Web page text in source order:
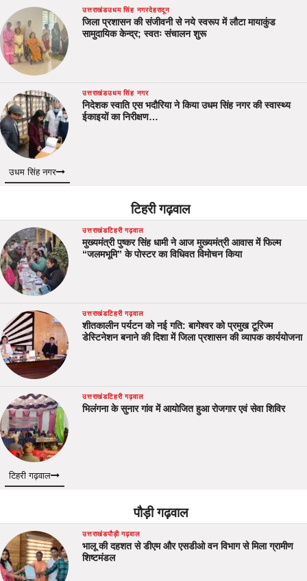
उत्तराखंडउधम सिंह नगरदेहरादून
जिला प्रशासन की संजीवनी से नये स्वरूप में लौटा मायाकुंड
सामुदायिक केन्द्र; स्वतः संचालन शुरू
उत्तराखंडउधम सिंह नगर
निदेशक स्वाति एस भदौरिया ने किया उधम सिंह नगर की स्वास्थ्य
ईकाइयों का निरीक्षण…
उधम सिंह नगर
टिहरी गढ़वाल
उत्तराखंडटिहरी गढ़वाल
मुख्यमंत्री पुष्कर सिंह धामी ने आज मुख्यमंत्री आवास में फिल्म
“जलमभूमि” के पोस्टर का विधिवत विमोचन किया
उत्तराखंडटिहरी गढ़वाल
शीतकालीन पर्यटन को नई गति: बागेश्वर को प्रमुख टूरिज्म
डेस्टिनेशन बनाने की दिशा में जिला प्रशासन की व्यापक कार्ययोजना
उत्तराखंडटिहरी गढ़वाल
भिलंगना के सुनार गांव में आयोजित हुआ रोजगार एवं सेवा शिविर
टिहरी गढ़वाल
पौड़ी गढ़वाल
उत्तराखंडपौड़ी गढ़वाल
भालू की दहशत से डीएम और एसडीओ वन विभाग से मिला ग्रामीण
शिष्टमंडल